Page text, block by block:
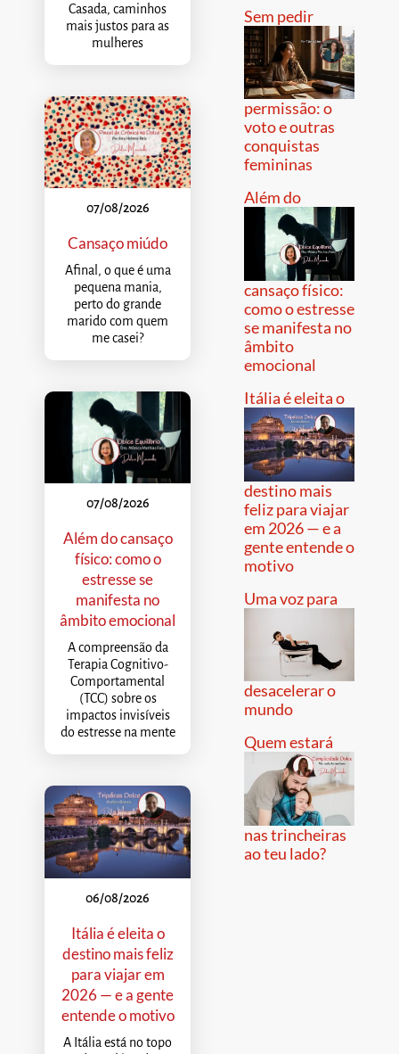
Casada, caminhos
mais justos para as
mulheres
07/08/2026
Cansaço miúdo
Afinal, o que é uma
pequena mania,
perto do grande
marido com quem
me casei?
07/08/2026
Além do cansaço
físico: como o
estresse se
manifesta no
âmbito emocional
A compreensão da
Terapia Cognitivo-
Comportamental
(TCC) sobre os
impactos invisíveis
do estresse na mente
06/08/2026
Itália é eleita o
destino mais feliz
para viajar em
2026 — e a gente
entende o motivo
A Itália está no topo
Sem pedir
permissão: o
voto e outras
conquistas
femininas
Além do
cansaço físico:
como o estresse
se manifesta no
âmbito
emocional
Itália é eleita o
destino mais
feliz para viajar
em 2026 — e a
gente entende o
motivo
Uma voz para
desacelerar o
mundo
Quem estará
nas trincheiras
ao teu lado?